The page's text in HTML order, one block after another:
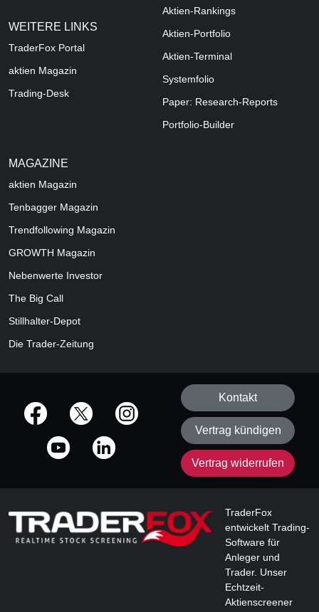
WEITERE LINKS
TraderFox Portal
aktien Magazin
Trading-Desk
Aktien-Rankings
Aktien-Portfolio
Aktien-Terminal
Systemfolio
Paper: Research-Reports
Portfolio-Builder
MAGAZINE
aktien Magazin
Tenbagger Magazin
Trendfollowing Magazin
GROWTH Magazin
Nebenwerte Investor
The Big Call
Stillhalter-Depot
Die Trader-Zeitung
offizielle Social Media-Accounts
Kontakt
Vertrag kündigen
Vertrag widerrufen
TraderFox
entwickelt Trading-
Software für
Anleger und
Trader. Unser
Echtzeit-
Aktienscreener